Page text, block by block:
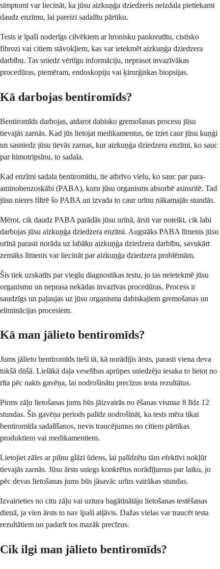
simptomi var liecināt, ka jūsu aizkuņģa dziedzeris neizdala pietiekami
daudz enzīmu, lai pareizi sadalītu pārtiku.
Tests ir īpaši noderīgs cilvēkiem ar hronisku pankreatītu, cistisko
fibrozi vai citiem stāvokļiem, kas var ietekmēt aizkuņģa dziedzera
darbību. Tas sniedz vērtīgu informāciju, neprasot invazīvākas
procedūras, piemēram, endoskopiju vai ķirurģiskas biopsijas.
Kā darbojas bentiromīds?
Bentiromīds darbojas, atdarot dabisko gremošanas procesu jūsu
tievajās zarnās. Kad jūs lietojat medikamentus, tie iziet caur jūsu kuņģi
un sasniedz jūsu tievās zarnas, kur aizkuņģa dziedzera enzīmi, ko sauc
par himotripsīnu, to sadala.
Kad enzīmi sadala bentiromīdu, tie atbrīvo vielu, ko sauc par para-
aminobenzoskābi (PABA), kuru jūsu organisms absorbē asinsritē. Tad
jūsu nieres filtrē šo PABA un izvada to caur urīnu nākamajās stundās.
Mērot, cik daudz PABA parādās jūsu urīnā, ārsti var noteikt, cik labi
darbojas jūsu aizkuņģa dziedzera enzīmi. Augstāks PABA līmenis jūsu
urīnā parasti norāda uz labāku aizkuņģa dziedzera darbību, savukārt
zemāks līmenis var liecināt par aizkuņģa dziedzera problēmām.
Šis tiek uzskatīts par vieglu diagnostikas testu, jo tas neietekmē jūsu
organismu un neprasa nekādas invazīvas procedūras. Process ir
saudzīgs un paļaujas uz jūsu organisma dabiskajiem gremošanas un
eliminācijas procesiem.
Kā man jālieto bentiromīds?
Jums jālieto bentiromīds tieši tā, kā norādījis ārsts, parasti viena deva
tukšā dūšā. Lielākā daļa veselības aprūpes sniedzēju iesaka to lietot no
rīta pēc nakts gavēņa, lai nodrošinātu precīzus testa rezultātus.
Pirms zāļu lietošanas jums būs jāizvairās no ēšanas vismaz 8 līdz 12
stundas. Šis gavēņa periods palīdz nodrošināt, ka tests mēra tikai
bentiromīda sadalīšanos, nevis traucējumus no citiem pārtikas
produktiem vai medikamentiem.
Lietojiet zāles ar pilnu glāzi ūdens, lai palīdzētu tām efektīvi nokļūt
tievajās zarnās. Jūsu ārsts sniegs konkrētus norādījumus par laiku, jo
pēc devas lietošanas jums būs jāsavāc urīns vairākas stundas.
Izvairieties no citu zāļu vai uztura bagātinātāju lietošanas testēšanas
dienā, ja vien ārsts to nav īpaši atļāvis. Dažas vielas var traucēt testa
rezultātiem un padarīt tos mazāk precīzus.
Cik ilgi man jālieto bentiromīds?